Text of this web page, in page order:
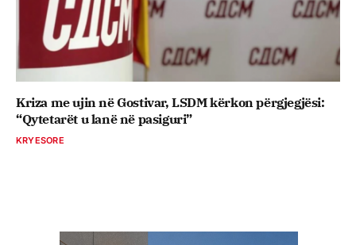
Kriza me ujin në Gostivar, LSDM kërkon përgjegjësi:
“Qytetarët u lanë në pasiguri”
KRYESORE